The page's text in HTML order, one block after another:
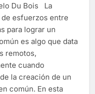
Du Bois La
esfuerzos entre
para lograr un
es algo que data
remotos,
cuando
la creación de un
común. En esta